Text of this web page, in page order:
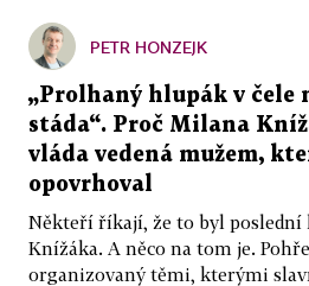
PETR HONZEJK
„Prolhaný hlupák v čele
stáda“. Proč Milana
vláda vedená mužem,
opovrhoval
Někteří říkají, že to byl poslední
Knížáka. A něco na tom je.
organizovaný těmi, kterými